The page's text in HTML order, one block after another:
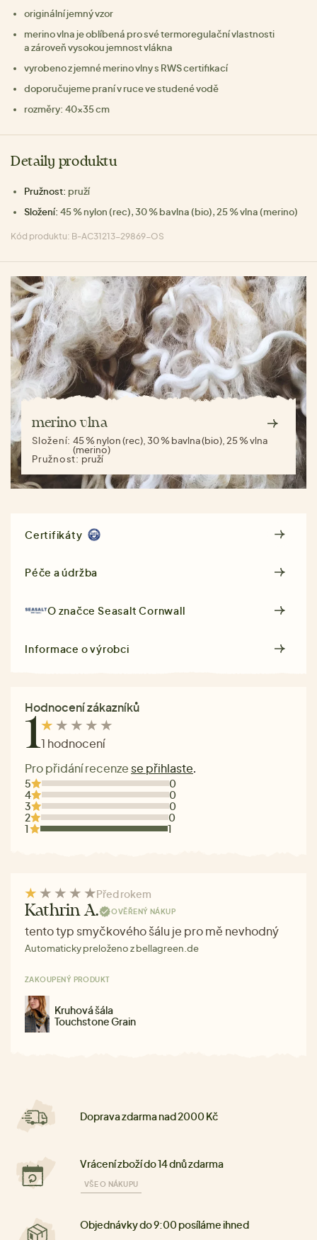
originální jemný vzor
merino vlna je oblíbená pro své termoregulační vlastnosti
a zároveň vysokou jemnost vlákna
vyrobeno z jemné merino vlny s RWS certifikací
doporučujeme praní v ruce ve studené vodě
rozměry: 40×35 cm
Detaily produktu
Pružnost: pruží
Složení: 45 % nylon (rec), 30 % bavlna (bio), 25 % vlna (merino)
Kód produktu: B-AC31213-29869-OS
merino vlna
Složení:45 % nylon (rec), 30 % bavlna (bio), 25 % vlna
(merino)
Pružnost: pruží
Certifikáty
Péče a údržba
O značceSeasalt Cornwall
Informace o výrobci
Hodnocení zákazníků
11 hodnocení
Pro přidání recenze se přihlaste.
5
0
4
0
3
0
2
0
1
1
Před rokem
Kathrin A. OVĚŘENÝ NÁKUP
tento typ smyčkového šálu je pro mě nevhodný
Automaticky preloženo z bellagreen.de
ZAKOUPENÝ PRODUKT
Kruhová šála
Touchstone Grain
Doprava zdarma nad 2000 Kč
Vrácení zboží do 14 dnů zdarma
VŠE O NÁKUPU
Objednávky do 9:00 posíláme ihned